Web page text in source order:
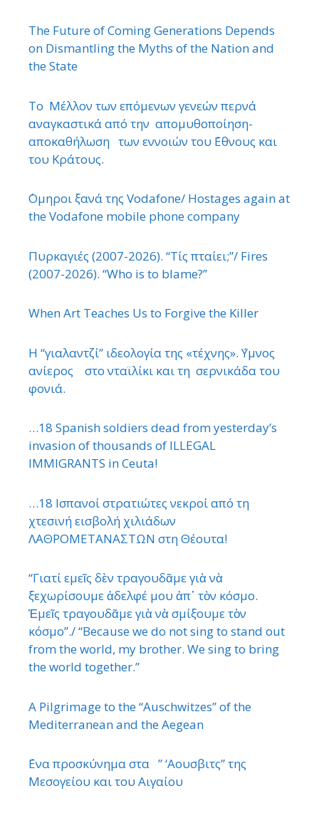
The Future of Coming Generations Depends
on Dismantling the Myths of the Nation and
the State
Το Μέλλον των επόμενων γενεών περνά
αναγκαστικά από την απομυθοποίηση-
αποκαθήλωση των εννοιών του ΄Εθνους και
του Κράτους.
΄Ομηροι ξανά της Vodafone/ Hostages again at
the Vodafone mobile phone company
Πυρκαγιές (2007-2026). “Τίς πταίει;”/ Fires
(2007-2026). “Who is to blame?”
When Art Teaches Us to Forgive the Killer
Η “γιαλαντζί” ιδεολογία της «τέχνης». ΄Υμνος
ανίερος στο νταϊλίκι και τη σερνικάδα του
φονιά.
…18 Spanish soldiers dead from yesterday’s
invasion of thousands of ILLEGAL
IMMIGRANTS in Ceuta!
…18 Ισπανοί στρατιώτες νεκροί από τη
χτεσινή εισβολή χιλιάδων
ΛΑΘΡΟΜΕΤΑΝΑΣΤΩΝ στη Θέουτα!
“Γιατί εμεῖς δὲν τραγουδᾶμε γιὰ νὰ
ξεχωρίσουμε ἀδελφέ μου ἀπ᾿ τὸν κόσμο.
Ἐμεῖς τραγουδᾶμε γιὰ νὰ σμίξουμε τὸν
κόσμο”./ “Because we do not sing to stand out
from the world, my brother. We sing to bring
the world together.”
A Pilgrimage to the “Auschwitzes” of the
Mediterranean and the Aegean
΄Ενα προσκύνημα στα ” ‘Αουσβιτς” της
Μεσογείου και του Αιγαίου